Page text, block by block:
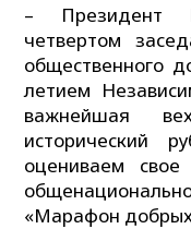
– Президент
четвертом
общественного
летием
важнейшая
исторический
оцениваем
«Марафон